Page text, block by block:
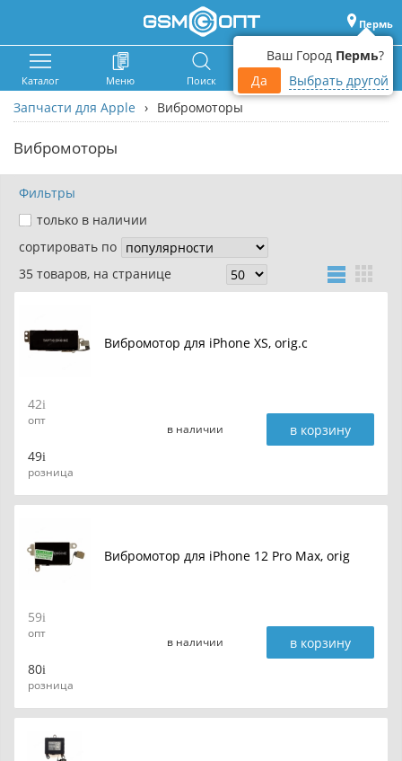
Ваш Город Пермь?
Да
Выбрать другой
Пермь
Каталог Меню Поиск Корзина Войти
Запчасти для Apple › Вибромоторы
Вибромоторы
Фильтры
только в наличии
сортировать по
35 товаров, на странице
Вибромотор для iPhone XS, orig.c
42
опт
49
розница
в наличии в корзину
Вибромотор для iPhone 12 Pro Max, orig
59
опт
80
розница
в наличии в корзину